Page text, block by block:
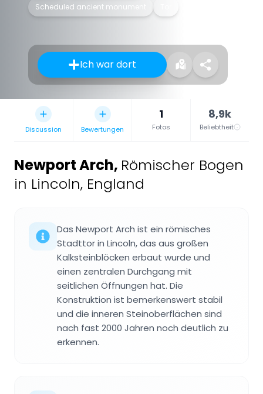
Scheduled ancient monument
Ich war dort
Discussion Bewertungen
1
Fotos
8,9k
Beliebtheit
Newport Arch, Römischer Bogen
in Lincoln, England
Das Newport Arch ist ein römisches
Stadttor in Lincoln, das aus großen
Kalksteinblöcken erbaut wurde und
einen zentralen Durchgang mit
seitlichen Öffnungen hat. Die
Konstruktion ist bemerkenswert stabil
und die inneren Steinoberflächen sind
nach fast 2000 Jahren noch deutlich zu
erkennen.